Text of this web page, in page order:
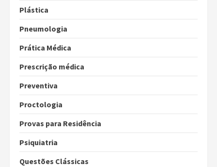
Plástica
Pneumologia
Prática Médica
Prescrição médica
Preventiva
Proctologia
Provas para Residência
Psiquiatria
Questões Clássicas